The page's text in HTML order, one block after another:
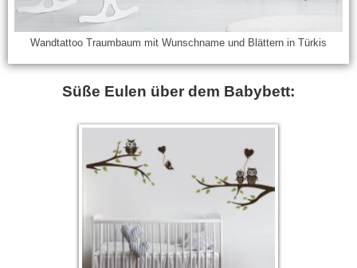
Wandtattoo Traumbaum mit Wunschname und Blättern in Türkis
Süße Eulen über dem Babybett: